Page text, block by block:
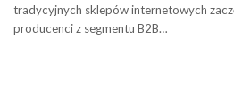
tradycyjnych sklepów internetowych
producenci z segmentu B2B…